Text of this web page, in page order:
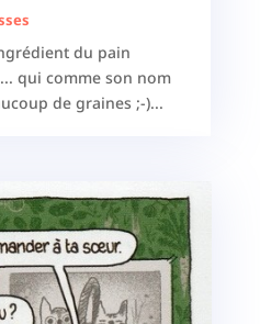
du pain
qui comme son nom
de graines ;-)...